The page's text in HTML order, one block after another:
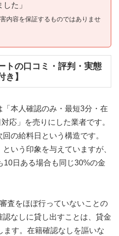
た」
内容を保証するものではありませ
トの口コミ・評判・実態
き】
本人確認のみ・最短3分・在
応」を売りにした業者です。
の給料日という構造です。
いう印象を与えていますが、
10日ある場合も同じ30%の金
査をほぼ行っていないことの
なしに貸し出すことは、貸金
ます。在籍確認なしを謳いな